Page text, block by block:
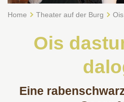
Home Theater auf der Burg
Ois
Eine